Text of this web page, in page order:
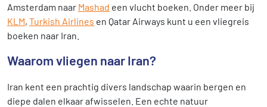
Amsterdam naar Mashad een vlucht boeken. Onder meer bij
KLM, Turkish Airlines en Qatar Airways kunt u een vliegreis
boeken naar Iran.
Waarom vliegen naar Iran?
Iran kent een prachtig divers landschap waarin bergen en
diepe dalen elkaar afwisselen. Een echte natuur